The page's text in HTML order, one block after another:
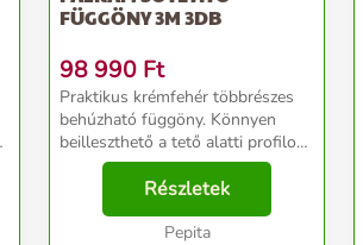
FÜGGÖNY 3M 3DB
98 990 Ft
Praktikus krémfehér többrészes
behúzható függöny. Könnyen
beilleszthető a tető alatti profilok
vájatába. Erősebb napsütés
esetén, hatásosan véd a beltér
túlságos átmelegedésétől.
Jellemzői: - 3 db - ...
Részletek
Pepita